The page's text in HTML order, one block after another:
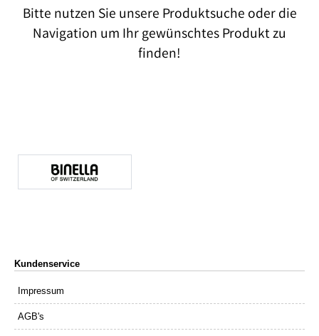
Bitte nutzen Sie unsere Produktsuche oder die
Navigation um Ihr gewünschtes Produkt zu
finden!
Kundenservice
Impressum
AGB's